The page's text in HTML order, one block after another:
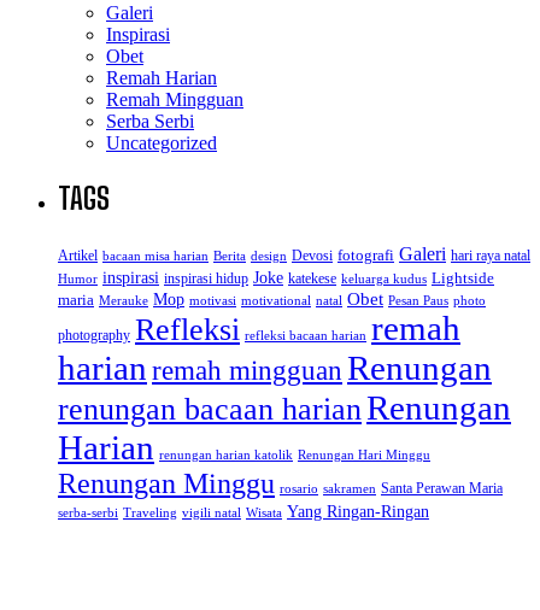
Galeri
Inspirasi
Obet
Remah Harian
Remah Mingguan
Serba Serbi
Uncategorized
TAGS
Artikel bacaan misa harian Berita design Devosi fotografi Galeri hari raya natal
Humor inspirasi inspirasi hidup Joke katekese keluarga kudus Lightside
maria Merauke Mop motivasi motivational natal Obet Pesan Paus photo
photography Refleksi refleksi bacaan harian remah
harian remah mingguan Renungan
renungan bacaan harianRenungan
Harian renungan harian katolik Renungan Hari Minggu
Renungan Minggu rosario sakramen Santa Perawan Maria
serba-serbi Traveling vigili natal Wisata Yang Ringan-Ringan